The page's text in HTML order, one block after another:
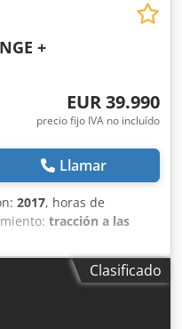
+
EUR 39.990
precio fijo IVA no incluído
Llamar
2017, horas de
tracción a las
E85 poco común,
construcción pequeña,
con
excavación, disponible
adicional justo. *
Clasificado